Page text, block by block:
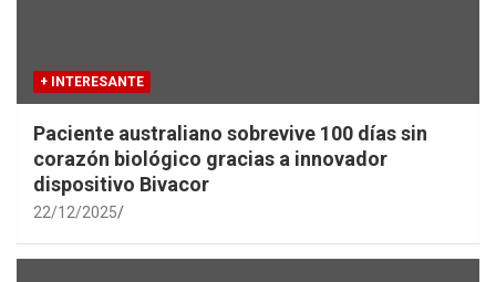
+ INTERESANTE
Paciente australiano sobrevive 100 días sin
corazón biológico gracias a innovador
dispositivo Bivacor
22/12/2025